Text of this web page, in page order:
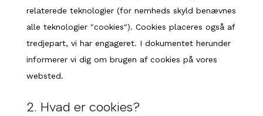
relaterede teknologier (for nemheds skyld benævnes
alle teknologier "cookies"). Cookies placeres også af
tredjepart, vi har engageret. I dokumentet herunder
informerer vi dig om brugen af ​​cookies på vores
websted.
2. Hvad er cookies?